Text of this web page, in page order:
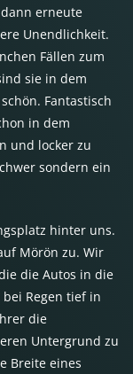
erneute
Unendlichkeit.
Fällen zum
sie in dem
Fantastisch
in dem
und locker zu
sondern ein
hinter uns.
Mörön zu. Wir
die Autos in die
Regen tief in
die
Untergrund zu
Breite eines